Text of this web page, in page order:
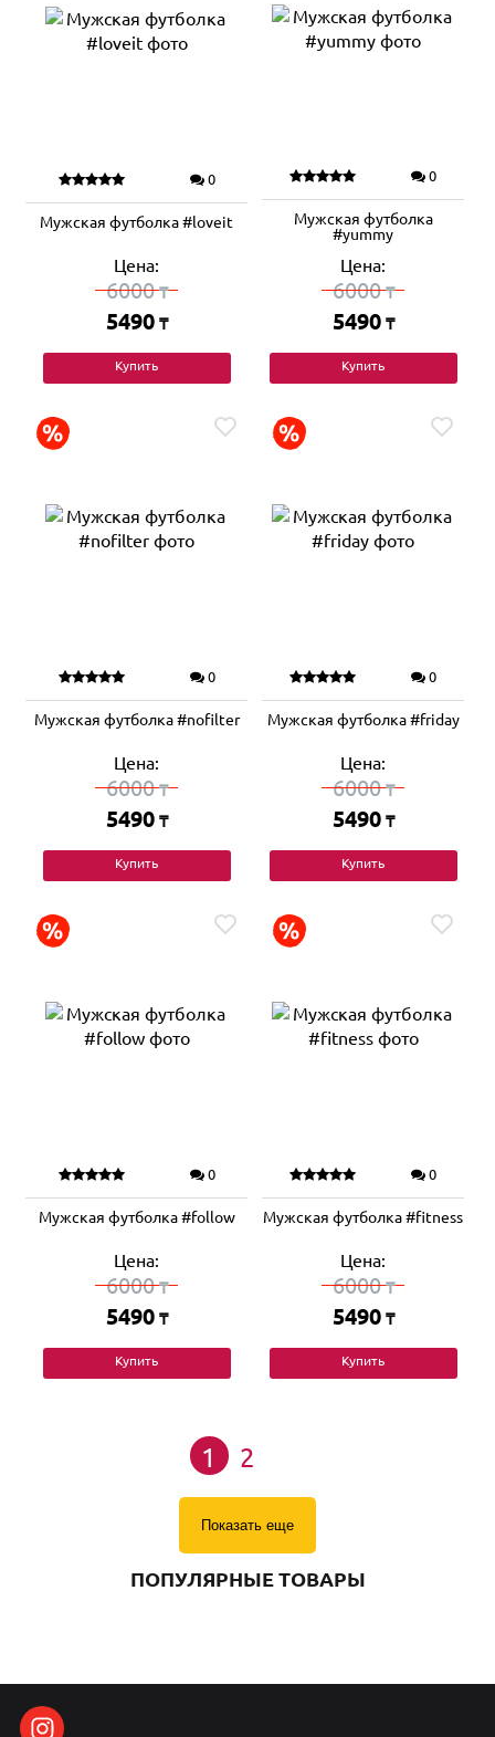
0
Мужская футболка #loveit
Цена:
6000₸
5490 ₸
Купить
0
Мужская футболка
#yummy
Цена:
6000₸
5490 ₸
Купить
0
Мужская футболка #nofilter
Цена:
6000₸
5490 ₸
Купить
0
Мужская футболка #friday
Цена:
6000₸
5490 ₸
Купить
0
Мужская футболка #follow
Цена:
6000₸
5490 ₸
Купить
0
Мужская футболка #fitness
Цена:
6000₸
5490 ₸
Купить
1 2
Показать еще
ПОПУЛЯРНЫЕ ТОВАРЫ